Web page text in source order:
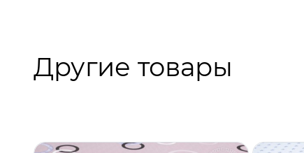
Другие товары